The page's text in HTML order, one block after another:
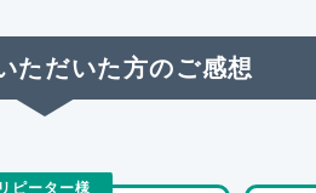
ただいた方のご感想
リピーター様